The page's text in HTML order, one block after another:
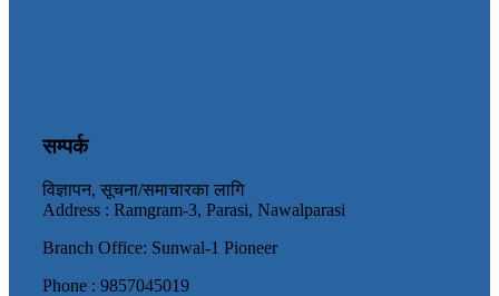
सम्पर्क
विज्ञापन, सूचना/समाचारका लागि
Address : Ramgram-3, Parasi, Nawalparasi
Branch Office: Sunwal-1 Pioneer
Phone : 9857045019